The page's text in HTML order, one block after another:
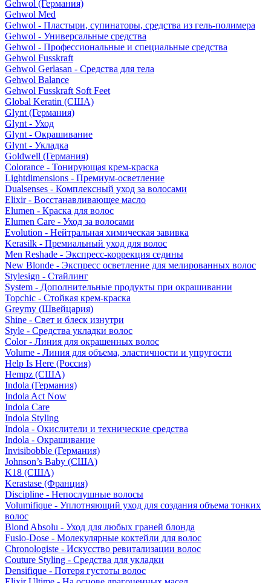
Gehwol (Германия)
Gehwol Med
Gehwol - Пластыри, супинаторы, средства из гель-полимера
Gehwol - Универсальные средства
Gehwol - Профессиональные и специальные средства
Gehwol Fusskraft
Gehwol Gerlasan - Средства для тела
Gehwol Balance
Gehwol Fusskraft Soft Feet
Global Keratin (США)
Glynt (Германия)
Glynt - Уход
Glynt - Окрашивание
Glynt - Укладка
Goldwell (Германия)
Colorance - Тонирующая крем-краска
Lightdimensions - Премиум-осветление
Dualsenses - Комплексный уход за волосами
Elixir - Восстанавливающее масло
Elumen - Краска для волос
Elumen Care - Уход за волосами
Evolution - Нейтральная химическая завивка
Kerasilk - Премиальный уход для волос
Men Reshade - Экспресс-коррекция седины
New Blonde - Экспресс осветление для мелированных волос
Stylesign - Стайлинг
System - Дополнительные продукты при окрашивании
Topchic - Стойкая крем-краска
Greymy (Швейцария)
Shine - Свет и блеск изнутри
Style - Средства укладки волос
Color - Линия для окрашенных волос
Volume - Линия для объема, эластичности и упругости
Help Is Here (Россия)
Hempz (США)
Indola (Германия)
Indola Act Now
Indola Care
Indola Styling
Indola - Окислители и технические средства
Indola - Окрашивание
Invisibobble (Германия)
Johnson’s Baby (США)
K18 (США)
Kerastase (Франция)
Discipline - Непослушные волосы
Volumifique - Уплотняющий уход для создания объема тонких
волос
Blond Absolu - Уход для любых граней блонда
Fusio-Dose - Молекулярные коктейли для волос
Chronologiste - Искусство ревитализации волос
Couture Styling - Средства для укладки
Densifique - Потеря густоты волос